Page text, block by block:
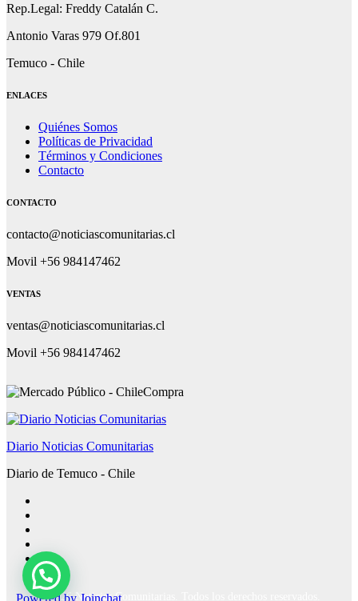
Rep.Legal: Freddy Catalán C.
Antonio Varas 979 Of.801
Temuco - Chile
ENLACES
Quiénes Somos
Políticas de Privacidad
Términos y Condiciones
Contacto
CONTACTO
contacto@noticiascomunitarias.cl
Movil +56 984147462
VENTAS
ventas@noticiascomunitarias.cl
Movil +56 984147462
Diario Noticias Comunitarias
Diario de Temuco - Chile
Powered by Joinchat